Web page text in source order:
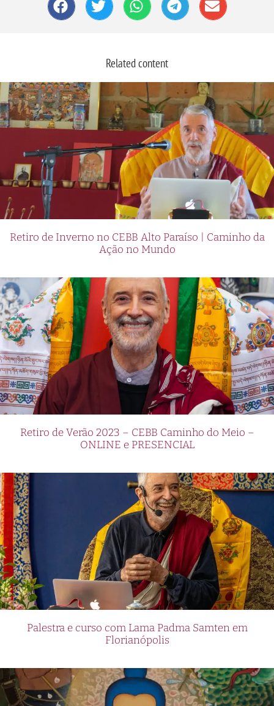
Related content
Retiro de Inverno no CEBB Alto Paraíso | Caminho da
Ação no Mundo
Retiro de Verão 2023 – CEBB Caminho do Meio –
ONLINE e PRESENCIAL
Palestra e curso com Lama Padma Samten em
Florianópolis